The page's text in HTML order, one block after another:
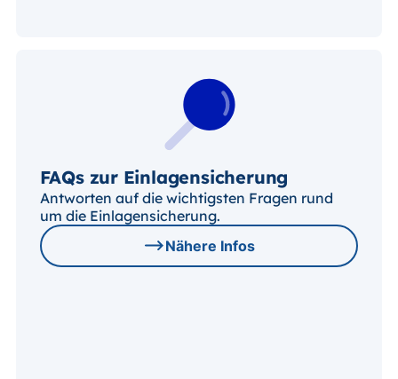
FAQs zur Einlagensicherung
Antworten auf die wichtigsten Fragen rund
um die Einlagensicherung.
Nähere Infos